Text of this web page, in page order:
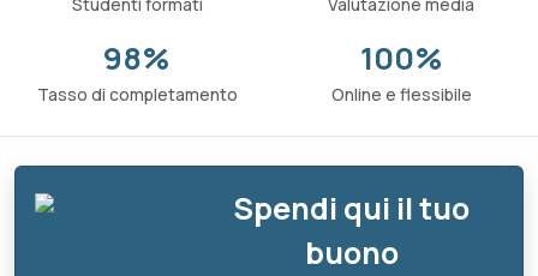
98%
Tasso di completamento
100%
Online e flessibile
Spendi qui il tuo
buono